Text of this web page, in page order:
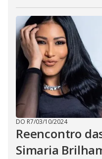
DO R7/03/10/2024
Reencontro
Simaria